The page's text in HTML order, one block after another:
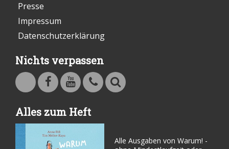
Presse
Impressum
Datenschutzerklärung
Nichts verpassen
Alles zum Heft
Alle Ausgaben von Warum! -